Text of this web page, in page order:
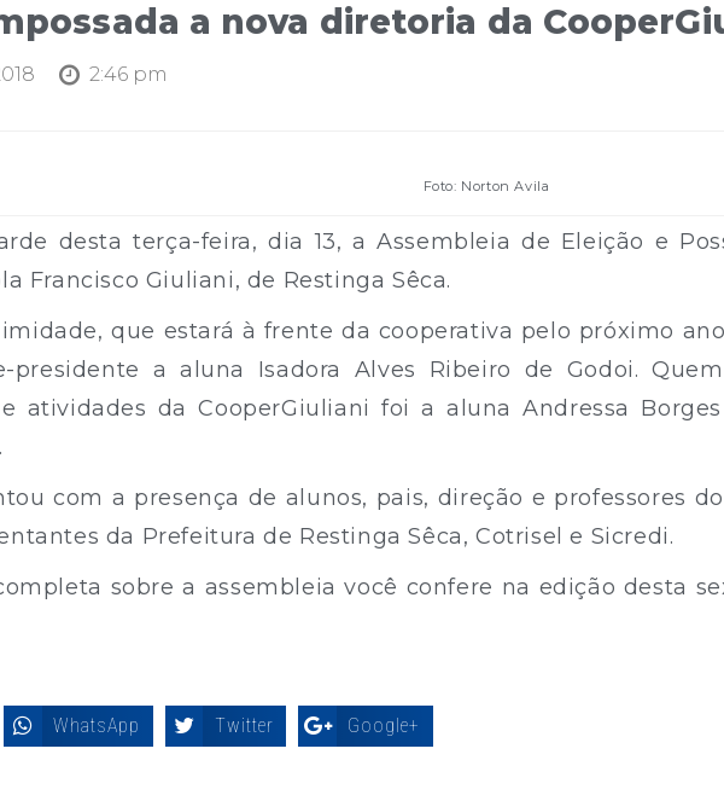
a nova diretoria da
2:46 pm
Foto: Norton Avila
desta terça-feira, dia 13, a Assembleia de Eleição e
Francisco Giuliani, de Restinga Sêca.
que estará à frente da cooperativa pelo próximo
presidente a aluna Isadora Alves Ribeiro de Godoi.
atividades da CooperGiuliani foi a aluna Andressa
com a presença de alunos, pais, direção e professores
da Prefeitura de Restinga Sêca, Cotrisel e Sicredi.
sobre a assembleia você confere na edição desta
WhatsApp Twitter Google+